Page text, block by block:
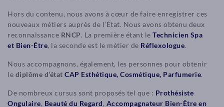
Hors du contenu, nous avons à cœur de faire enregistrer ces
nouveaux métiers auprès de l’État. Nous avons obtenu deux
reconnaissance RNCP. La première étant le Technicien Spa
et Bien-Être, la seconde est le métier de Réflexologue.
Nous accompagnons, également, les personnes pour obtenir
le diplôme d’état CAP Esthétique, Cosmétique, Parfumerie.
De nombreux cursus sont proposés tel que : Prothésiste
Ongulaire, Beauté du Regard, Accompagnateur Bien-Être en